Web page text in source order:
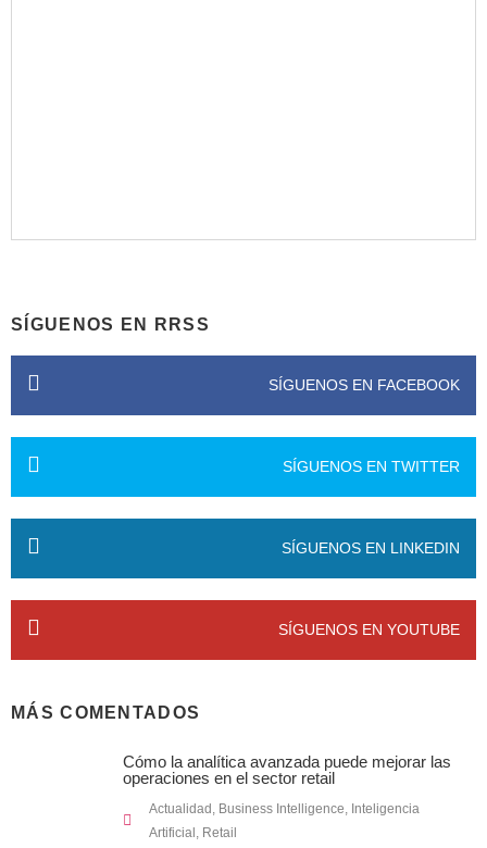
SÍGUENOS EN RRSS
SÍGUENOS EN FACEBOOK
SÍGUENOS EN TWITTER
SÍGUENOS EN LINKEDIN
SÍGUENOS EN YOUTUBE
MÁS COMENTADOS
Cómo la analítica avanzada puede mejorar las
operaciones en el sector retail
Actualidad Business Intelligence Inteligencia
Artificial Retail